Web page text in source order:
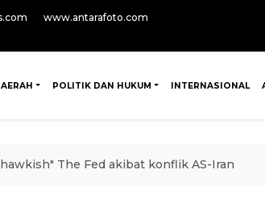
www.antarafoto.com
POLITIK DAN HUKUM INTERNASIONAL
The Fed akibat konflik AS-Iran